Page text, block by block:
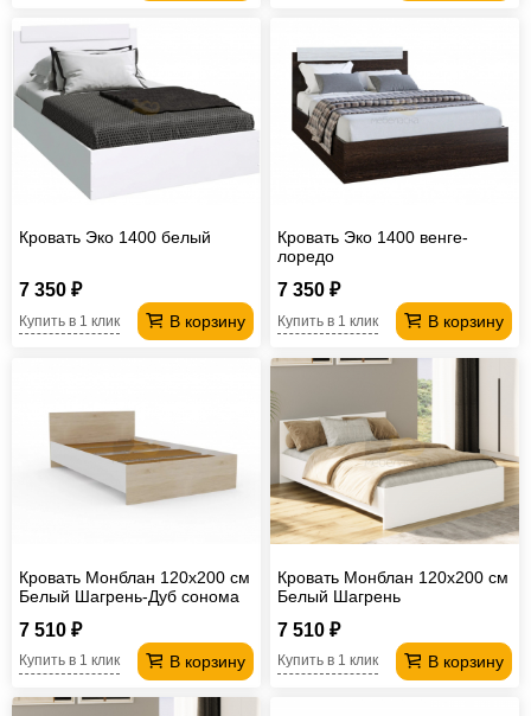
Кровать Эко 1400 белый
7 350 ₽
В корзину
Купить в 1 клик
Кровать Эко 1400 венге-
лоредо
7 350 ₽
В корзину
Купить в 1 клик
Кровать Монблан 120х200 см
Белый Шагрень-Дуб сонома
7 510 ₽
В корзину
Купить в 1 клик
Кровать Монблан 120х200 см
Белый Шагрень
7 510 ₽
В корзину
Купить в 1 клик